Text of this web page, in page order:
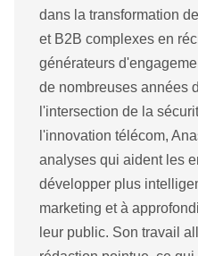
dans la transformation
et B2B complexes en
générateurs
de nombreuses années
l'intersection de la
l'innovation télécom,
analyses qui aident les
développer plus
marketing et à
leur public. Son travail